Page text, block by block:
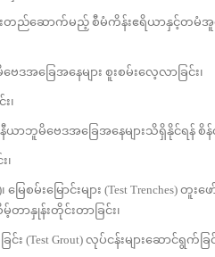
ောက်မည့် စီမံကိန်းဧရိယာနှင့်တမံအူကြ
ခြေအနေများ စူးစမ်းလေ့လာခြင်း၊
၊
ဗေဒအခြေအနေများသိရှိနိုင်ရန် စိန်လွ
၊
ေစမ်းမြောင်းများ (Test Trenches)
တာနှုန်းတိုင်းတာခြင်း၊
Grout) လုပ်ငန်းများဆောင်ရွက်ခြင်